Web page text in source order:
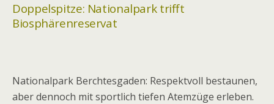
Doppelspitze: Nationalpark trifft
Biosphärenreservat
Nationalpark Berchtesgaden: Respektvoll bestaunen,
aber dennoch mit sportlich tiefen Atemzüge erleben.